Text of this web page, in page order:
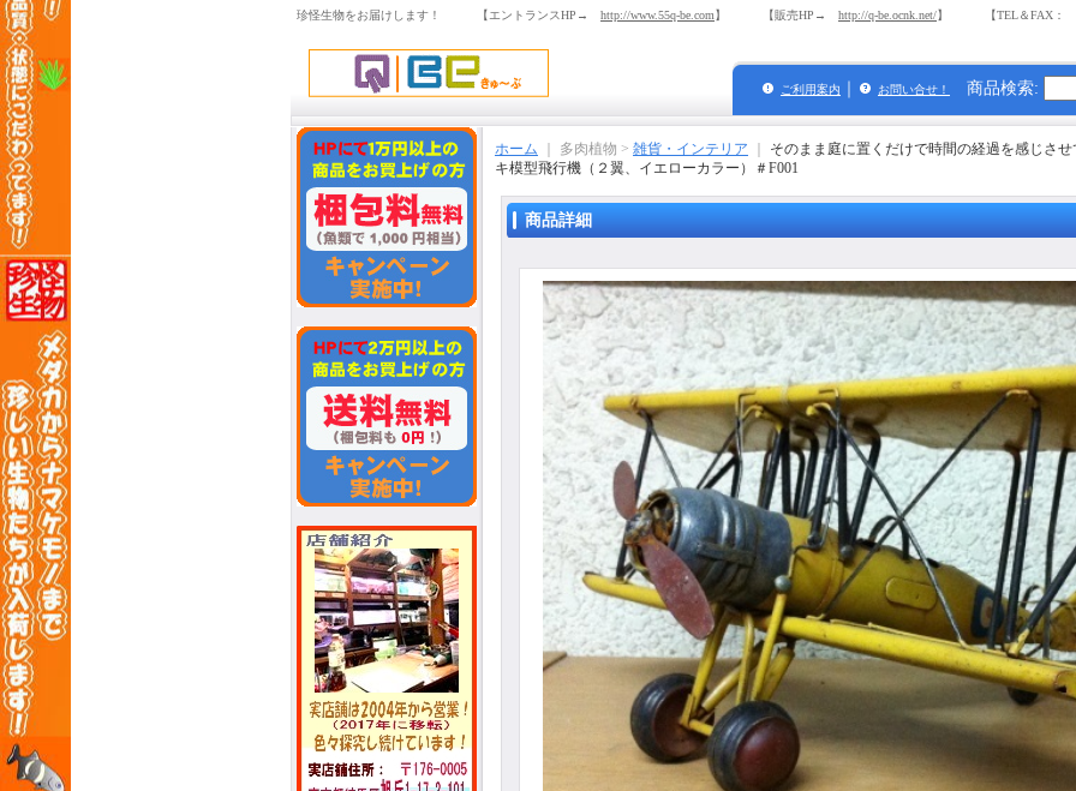
珍怪生物をお届けします！ 【エントランスHP→ http://www.55q-be.com】 【販売HP→ http://q-be.ocnk.net/】 【TEL＆FAX： 03-
ご利用案内 お問い合せ！ 商品検索:
ホーム ｜ 多肉植物 > 雑貨・インテリア
そのまま庭に置くだけで時間の経過を感じさ
キ模型飛行機（２翼、イエローカラー）＃F001
商品詳細